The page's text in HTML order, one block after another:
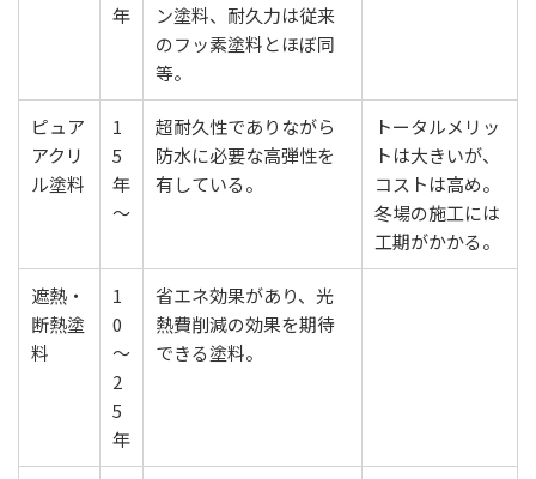
年
ン塗料、耐久力は従来
のフッ素塗料とほぼ同
等。
ピュア
アクリ
ル塗料
1
5
年
〜
超耐久性でありながら
防水に必要な高弾性を
有している。
トータルメリッ
トは大きいが、
コストは高め。
冬場の施工には
工期がかかる。
遮熱・
断熱塗
料
1
0
〜
2
5
年
省エネ効果があり、光
熱費削減の効果を期待
できる塗料。